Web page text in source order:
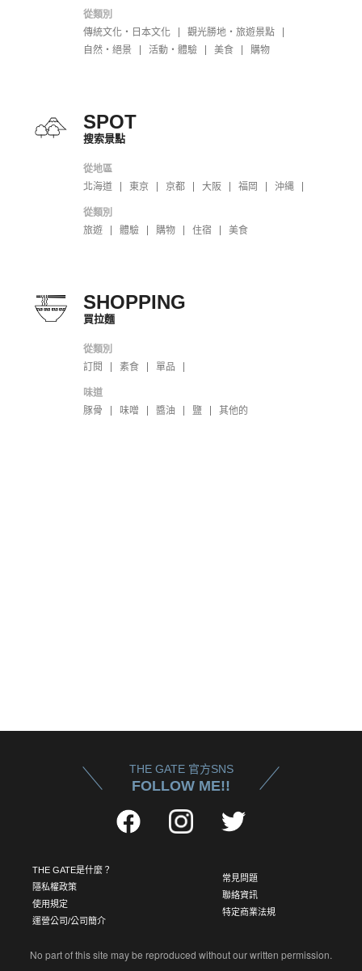
從類別
傳統文化・日本文化
觀光勝地・旅遊景點
自然・絕景
活動・體驗 美食 購物
SPOT
搜索景點
從地區
北海道
東京 京都 大阪 福岡 沖縄
從類別
旅遊
體驗 購物 住宿 美食
SHOPPING
買拉麵
從類別
訂閱
素食 單品
味道
豚骨
味噌 醬油 鹽 其他的
THE GATE 官方SNS
FOLLOW ME!!
THE GATE是什麼？
隱私權政策
使用規定
運營公司/公司簡介
常見問題
聯絡資訊
特定商業法規
No part of this site may be reproduced without our written permission.